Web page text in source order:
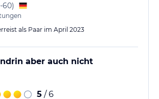
60)
als Paar im April 2023
aber auch nicht
5 / 6